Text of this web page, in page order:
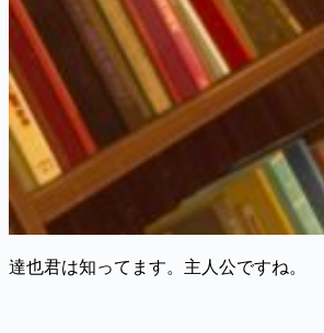
達也君は知ってます。主人公ですね。